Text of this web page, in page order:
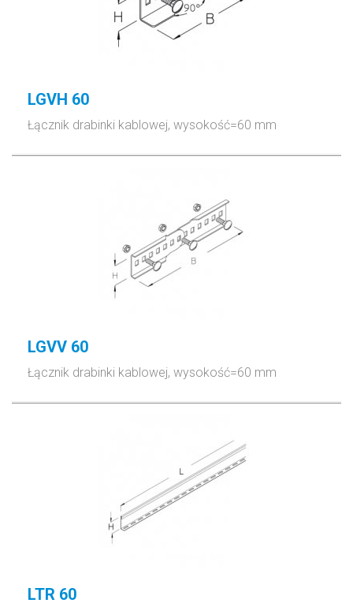
LGVH 60
Łącznik drabinki kablowej, wysokość=60 mm
LGVV 60
Łącznik drabinki kablowej, wysokość=60 mm
LTR 60